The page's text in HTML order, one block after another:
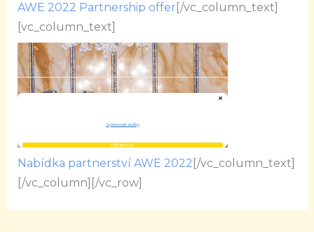
AWE 2022 Partnership offer [/vc_column_text]
[vc_column_text]
Nabídka partnerství AWE 2022 [/vc_column_text]
[/vc_column][/vc_row]